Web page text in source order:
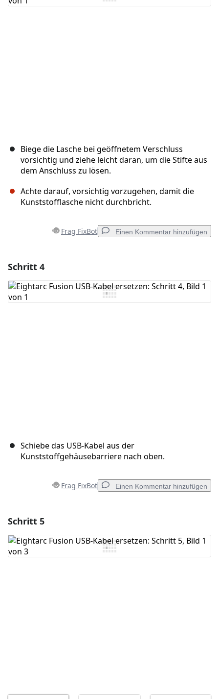
Biege die Lasche bei geöffnetem Verschluss
vorsichtig und ziehe leicht daran, um die Stifte aus
dem Anschluss zu lösen.
Achte darauf, vorsichtig vorzugehen, damit die
Kunststofflasche nicht durchbricht.
Frag FixBot Einen Kommentar hinzufügen
Kommentar hinzufügen
Schritt 4
Schiebe das USB-Kabel aus der
Kunststoffgehäusebarriere nach oben.
Frag FixBot Einen Kommentar hinzufügen
Kommentar hinzufügen
Schritt 5